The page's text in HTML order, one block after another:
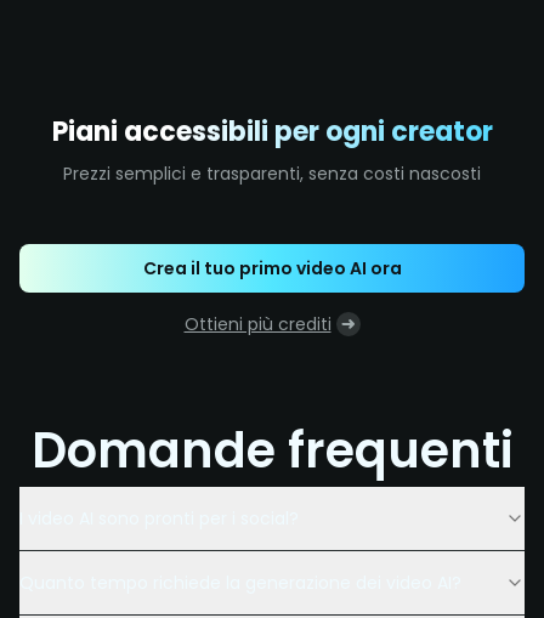
Piani accessibili per ogni creator
Prezzi semplici e trasparenti, senza costi nascosti
Crea il tuo primo video AI ora
Ottieni più crediti
Domande frequenti